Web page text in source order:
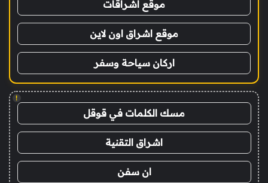
موقع اشراقات
موقع اشراق اون لاين
اركان سياحة وسفر
!
مسك الكلمات في قوقل
اشراق التقنية
ان سفن